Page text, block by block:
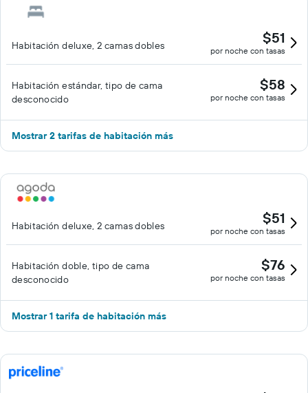
Habitación deluxe, 2 camas dobles $51
por noche con tasas
Habitación estándar, tipo de cama
desconocido
$58
por noche con tasas
Mostrar 2 tarifas de habitación más
Habitación deluxe, 2 camas dobles $51
por noche con tasas
Habitación doble, tipo de cama
desconocido
$76
por noche con tasas
Mostrar 1 tarifa de habitación más